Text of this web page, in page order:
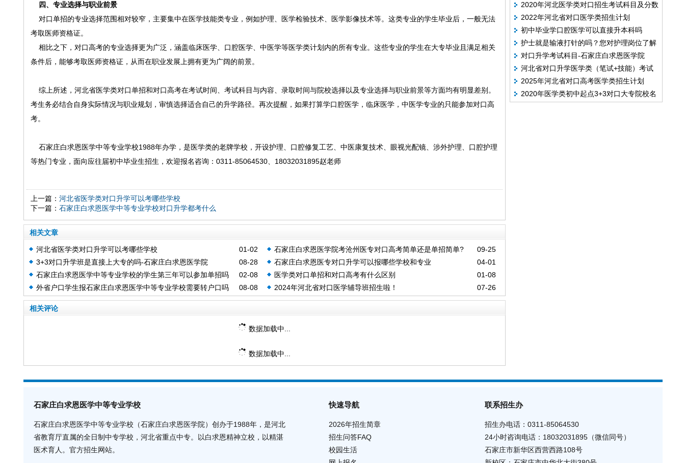
四、专业选择与职业前景
对口单招的专业选择范围相对较窄，主要集中在医学技能类专业，例如护理、医学检验技术、医学影像技术等。这类专业的学生毕业后，一般无法
考取医师资格证。
相比之下，对口高考的专业选择更为广泛，涵盖临床医学、口腔医学、中医学等医学类计划内的所有专业。这些专业的学生在大专毕业且满足相关
条件后，能够考取医师资格证，从而在职业发展上拥有更为广阔的前景。
综上所述，河北省医学类对口单招和对口高考在考试时间、考试科目与内容、录取时间与院校选择以及专业选择与职业前景等方面均有明显差别。
考生务必结合自身实际情况与职业规划，审慎选择适合自己的升学路径。再次提醒，如果打算学口腔医学，临床医学，中医学专业的只能参加对口高
考。
石家庄白求恩医学中等专业学校1988年办学，是医学类的老牌学校，开设护理、口腔修复工艺、中医康复技术、眼视光配镜、涉外护理、口腔护理
等热门专业，面向应往届初中毕业生招生，欢迎报名咨询：0311-85064530、18032031895赵老师
上一篇： 河北省医学类对口升学可以考哪些学校
下一篇： 石家庄白求恩医学中等专业学校对口升学都考什么
相关文章
01-02
河北省医学类对口升学可以考哪些学校 09-25
石家庄白求恩医学院考沧州医专对口高考简单还是单招简单?
08-28
3+3对口升学班是直接上大专的吗-石家庄白求恩医学院 04-01
石家庄白求恩医专对口升学可以报哪些学校和专业
02-08
石家庄白求恩医学中等专业学校的学生第三年可以参加单招吗 01-08
医学类对口单招和对口高考有什么区别
08-08
外省户口学生报石家庄白求恩医学中等专业学校需要转户口吗 07-26
2024年河北省对口医学辅导班招生啦！
相关评论
数据加载中...
数据加载中...
看！
2020年河北医学类对口招生考试科目及分数
占比
2022年河北省对口医学类招生计划
初中毕业学口腔医学可以直接升本科吗
护士就是输液打针的吗？您对护理岗位了解
吗？
对口升学考试科目-石家庄白求恩医学院
河北省对口升学医学类（笔试+技能）考试
大纲
2025年河北省对口高考医学类招生计划
2020年医学类初中起点3+3对口大专院校名
石家庄白求恩医学中等专业学校
石家庄白求恩医学中等专业学校（石家庄白求恩医学院）创办于1988年，是河北
省教育厅直属的全日制中专学校，河北省重点中专。以白求恩精神立校，以精湛
医术育人。官方招生网站。
快速导航
2026年招生简章
招生问答FAQ
校园生活
联系招生办
招生办电话：0311-85064530
24小时咨询电话： 18032031895（微信同号）
石家庄市新华区西营西路108号